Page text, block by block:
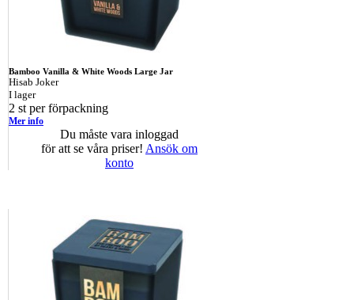
Bamboo Vanilla & White Woods Large Jar
Hisab Joker
I lager
2 st per förpackning
Mer info
Du måste vara inloggad
för att se våra priser! Ansök om
konto